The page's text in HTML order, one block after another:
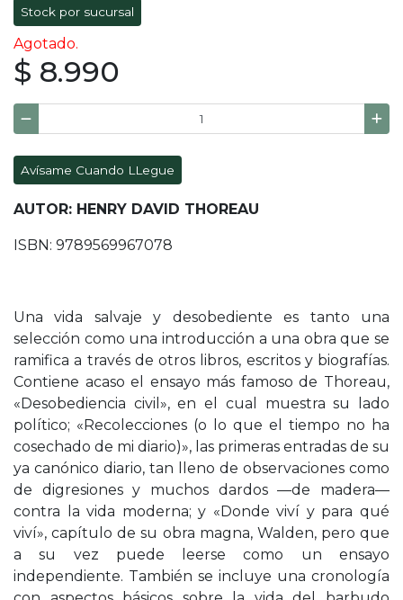
Stock por sucursal
Agotado.
$ 8.990
Avísame Cuando LLegue
AUTOR: HENRY DAVID THOREAU
ISBN: 9789569967078
Una vida salvaje y desobediente es tanto una
selección como una introducción a una obra que se
ramifica a través de otros libros, escritos y biografías.
Contiene acaso el ensayo más famoso de Thoreau,
«Desobediencia civil», en el cual muestra su lado
político; «Recolecciones (o lo que el tiempo no ha
cosechado de mi diario)», las primeras entradas de su
ya canónico diario, tan lleno de observaciones como
de digresiones y muchos dardos —de madera—
contra la vida moderna; y «Donde viví y para qué
viví», capítulo de su obra magna, Walden, pero que
a su vez puede leerse como un ensayo
independiente. También se incluye una cronología